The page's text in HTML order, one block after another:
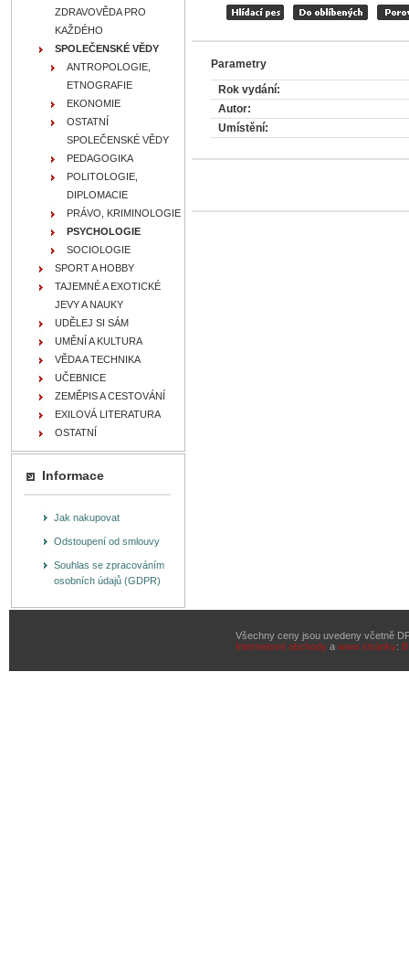
Parametry
Rok vydání:
Autor:
Umístění:
ZDRAVOVĚDA PRO
KAŽDÉHO
SPOLEČENSKÉ VĚDY
ANTROPOLOGIE,
ETNOGRAFIE
EKONOMIE
OSTATNÍ
SPOLEČENSKÉ VĚDY
PEDAGOGIKA
POLITOLOGIE,
DIPLOMACIE
PRÁVO, KRIMINOLOGIE
PSYCHOLOGIE
SOCIOLOGIE
SPORT A HOBBY
TAJEMNÉ A EXOTICKÉ
JEVY A NAUKY
UDĚLEJ SI SÁM
UMĚNÍ A KULTURA
VĚDA A TECHNIKA
UČEBNICE
ZEMĚPIS A CESTOVÁNÍ
EXILOVÁ LITERATURA
OSTATNÍ
Informace
Jak nakupovat
Odstoupení od smlouvy
Souhlas se zpracováním
osobních údajů (GDPR)
Všechny ceny jsou uvedeny včetně
Internetové obchodya www stránky: